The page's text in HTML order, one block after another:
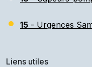
15 - Urgences
Liens utiles